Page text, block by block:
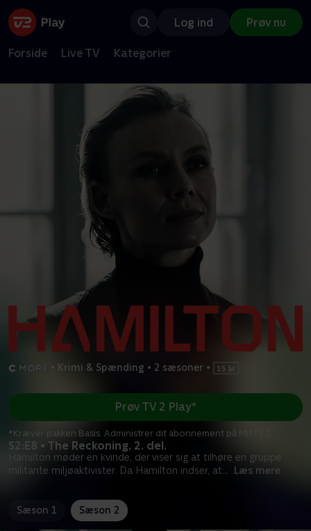
Log ind Prøv nu
Forside Live TV Kategorier
• Krimi & Spænding • 2 sæsoner •
S2:E8 • The Reckoning, 2. del.
Hamilton møder en kvinde, der viser sig at tilhøre en gruppe
militante miljøaktivister. Da Hamilton indser, at... Læs mere
Prøv TV 2 Play*
*Kræver pakken Basis. Administrer dit abonnement på Mit TV 2.
Sæson 1 Sæson 2